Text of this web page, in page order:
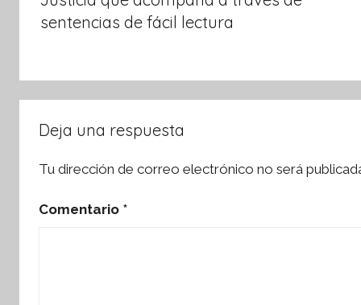
entradas
sentencias de fácil lectura
Deja una respuesta
Tu dirección de correo electrónico no será
Comentario *